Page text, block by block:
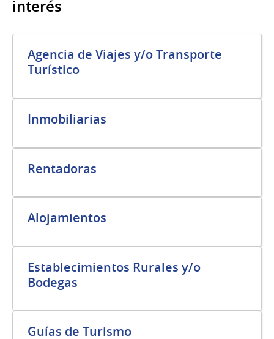
interés
Agencia de Viajes y/o Transporte
Turístico
Inmobiliarias
Rentadoras
Alojamientos
Establecimientos Rurales y/o
Bodegas
Guías de Turismo